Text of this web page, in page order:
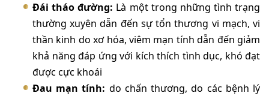
Đái tháo đường: Là một trong những tình trạng
thường xuyên dẫn đến sự tổn thương vi mạch, vi
thần kinh do xơ hóa, viêm mạn tính dẫn đến giảm
khả năng đáp ứng với kích thích tình dục, khó đạt
được cực khoái
Đau mạn tính: do chấn thương, do các bệnh lý